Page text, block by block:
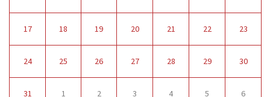
17 18 19 20 21 22 23
24 25 26 27 28 29 30
31 1 2 3 4 5 6